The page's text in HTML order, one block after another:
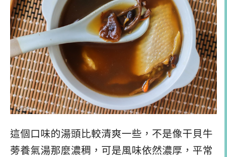
這個口味的湯頭比較清爽一些，不是像干貝牛
蒡養氣湯那麼濃稠，可是風味依然濃厚，平常